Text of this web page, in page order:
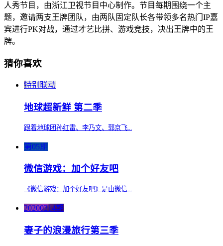
人秀节目，由浙江卫视节目中心制作。节目每期围绕一个主
题，邀请两支王牌团队，由两队固定队长各带领多名热门IP嘉
宾进行PK对战，通过才艺比拼、游戏竞技，决出王牌中的王
牌。
猜你喜欢
特别联动
地球超新鲜 第二季
跟着地球团孙红雷、李乃文、郭京飞...
第05期
微信游戏：加个好友吧
《微信游戏：加个好友吧》是由微信...
20200214期
妻子的浪漫旅行第三季